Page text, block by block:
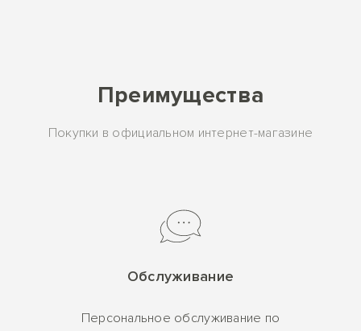
Преимущества
Покупки в официальном интернет-магазине
Обслуживание
Персональное обслуживание по